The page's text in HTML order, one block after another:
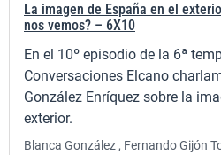
La imagen de España en el
nos vemos? – 6X10
En el 10º episodio de la 6ª
Conversaciones Elcano
González Enríquez sobre la
exterior.
Blanca González , Fernando Gijón